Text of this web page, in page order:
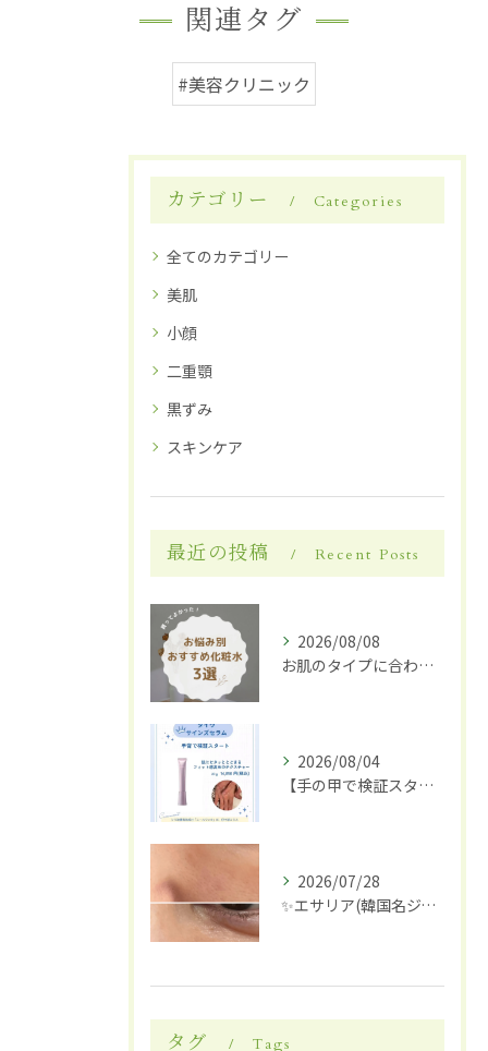
関連タグ
#美容クリニック
カテゴリー Categories
全てのカテゴリー
美肌
小顔
二重顎
黒ずみ
スキンケア
最近の投稿 Recent Posts
2026/08/08
お肌のタイプに合わせた化粧水選び
2026/08/04
【手の甲で検証スタート】✋✨
2026/07/28
✨エサリア(韓国名ジュブアセル)導入します✨
タグ Tags